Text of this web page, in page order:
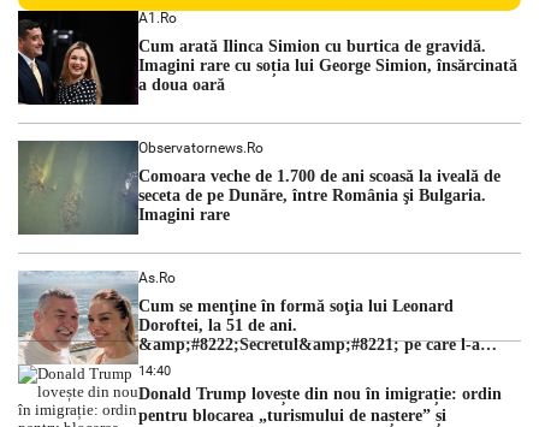
Centralei Nucleare de la Cernavodă. România se confruntă
cu una dintre cele mai dificile perioade din punct de vedere
hidrologic din ultimii ani. Lipsa […]
A1.ro
Cum arată Ilinca Simion cu burtica de gravidă.
Imagini rare cu soția lui George Simion, însărcinată
a doua oară
Observatornews.ro
Comoara veche de 1.700 de ani scoasă la iveală de
seceta de pe Dunăre, între România şi Bulgaria.
Imagini rare
As.ro
Cum se menţine în formă soţia lui Leonard
Doroftei, la 51 de ani.
&amp;#8222;Secretul&amp;#8221; pe care l-a
dezvăluit
14:40
Donald Trump lovește din nou în imigrație: ordin
pentru blocarea „turismului de naștere” și